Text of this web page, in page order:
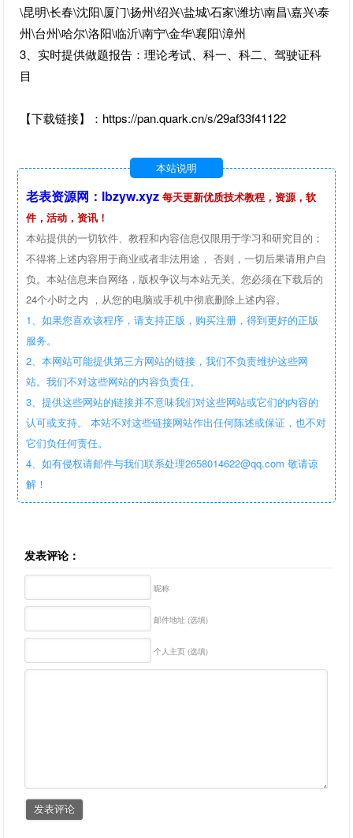
\昆明\长春\沈阳\厦门\扬州\绍兴\盐城\石家\潍坊\南昌\嘉兴\泰
州\台州\哈尔\洛阳\临沂\南宁\金华\襄阳\漳州
3、实时提供做题报告：理论考试、科一、科二、驾驶证科
目
【下载链接】：https://pan.quark.cn/s/29af33f41122
本站说明
老表资源网：lbzyw.xyz 每天更新优质技术教程，资源，软
件，活动，资讯！
本站提供的一切软件、教程和内容信息仅限用于学习和研究目的；
不得将上述内容用于商业或者非法用途， 否则，一切后果请用户自
负。本站信息来自网络，版权争议与本站无关。您必须在下载后的
24个小时之内 ，从您的电脑或手机中彻底删除上述内容。
1、如果您喜欢该程序，请支持正版，购买注册，得到更好的正版
服务。
2、本网站可能提供第三方网站的链接，我们不负责维护这些网
站。我们不对这些网站的内容负责任。
3、提供这些网站的链接并不意味我们对这些网站或它们的内容的
认可或支持。 本站不对这些链接网站作出任何陈述或保证，也不对
它们负任何责任。
4、如有侵权请邮件与我们联系处理2658014622@qq.com 敬请谅
解！
发表评论：
昵称
邮件地址 (选填)
个人主页 (选填)